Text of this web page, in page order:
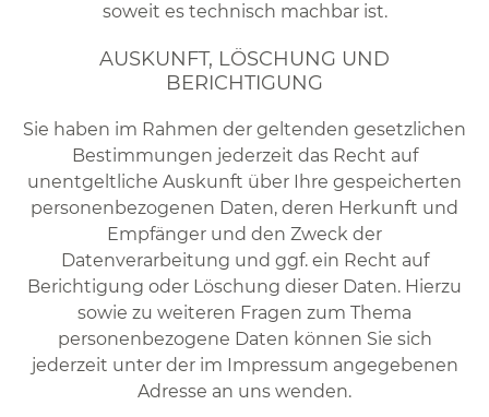
soweit es technisch machbar ist.
AUSKUNFT, LÖSCHUNG UND
BERICHTIGUNG
Sie haben im Rahmen der geltenden gesetzlichen
Bestimmungen jederzeit das Recht auf
unentgeltliche Auskunft über Ihre gespeicherten
personenbezogenen Daten, deren Herkunft und
Empfänger und den Zweck der
Datenverarbeitung und ggf. ein Recht auf
Berichtigung oder Löschung dieser Daten. Hierzu
sowie zu weiteren Fragen zum Thema
personenbezogene Daten können Sie sich
jederzeit unter der im Impressum angegebenen
Adresse an uns wenden.